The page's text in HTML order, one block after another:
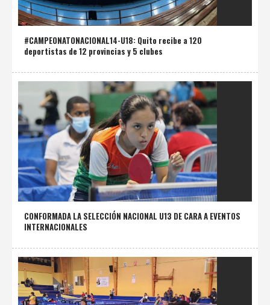
#CAMPEONATONACIONAL14-U18: Quito recibe a 120
deportistas de 12 provincias y 5 clubes
CONFORMADA LA SELECCIÓN NACIONAL U13 DE CARA A EVENTOS
INTERNACIONALES